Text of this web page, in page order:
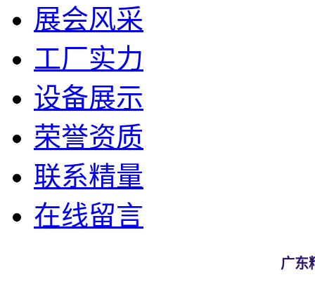
展会风采
工厂实力
设备展示
荣誉资质
联系精量
在线留言
广东